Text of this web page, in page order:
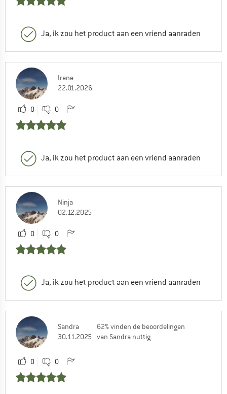
Ja, ik zou het product aan een vriend aanraden
Irene
22.01.2026
0 0
Ja, ik zou het product aan een vriend aanraden
Ninja
02.12.2025
0 0
Ja, ik zou het product aan een vriend aanraden
Sandra
30.11.2025
62% vinden de beoordelingen
van Sandra nuttig
0 0